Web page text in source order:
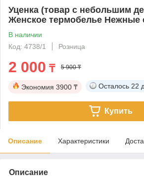
Уценка (товар с небольшим
Женское термобелье Нежные
В наличии
Код: 4738/1
Розница
2 000 ₸ 5 900 ₸
Экономия 3900 ₸ Осталось 22
Купить
Описание Характеристики
Описание